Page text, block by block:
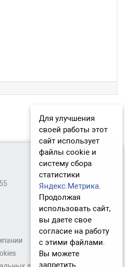
Для улучшения
своей работы этот
сайт использует
файлы cookie и
систему сбора
статистики
Яндекс.Метрика.
Продолжая
использовать сайт,
вы даете свое
согласие на работу
с этими файлами.
Вы можете
запретить